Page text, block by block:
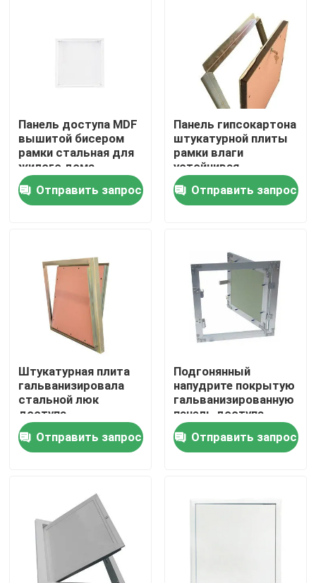
Дом
О нас
Путешествие фабрики
Проверка качества
Свяжитесь мы
Спросите цитату
Стальная панель доступа
Аксессуары гипсокартона
Панель доступа MDF
вышитой бисером
рамки стальная для
жилого дома
Отправить запрос
Панель гипсокартона
штукатурной плиты
рамки влаги
устойчивая
алюминиевая
Отправить запрос
Штукатурная плита
гальванизировала
стальной люк
доступа
огнезащитный
Отправить запрос
Подгонянный
напудрите покрытую
гальванизированную
панель доступа
потолка металла
Отправить запрос